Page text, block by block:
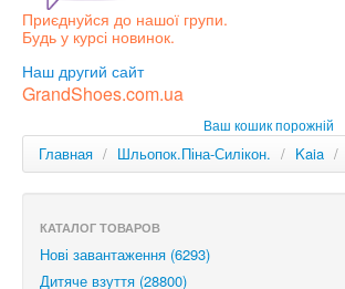
Вхід для покупця
РОС
Приєднуйся до нашої групи.
Будь у курсі новинок.
Наш другий сайт
GrandShoes.com.ua
Ваш кошик порожній
Главная / Шльопок.Піна-Силікон. / Kaia /
КАТАЛОГ ТОВАРОВ
Нові завантаження (6293)
Дитяче взуття (28800)